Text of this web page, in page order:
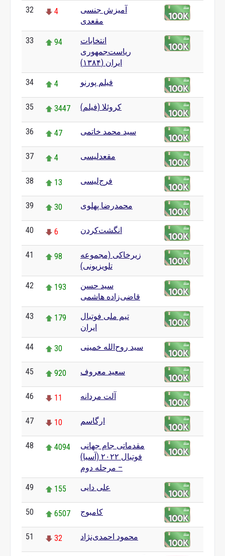
32 4
آمیزش جنسی
مقعدی
33 94
انتخابات
ریاست‌جمهوری
ایران (۱۳۸۴)
34 4 فیلم پورنو
35 3447 کروئلا (فیلم)
36 47 سید محمد خاتمی
37 4 مقعدلیسی
38 13 فرج‌لیسی
39 30 محمدرضا پهلوی
40 6 انگشت‌کردن
41 98
زیرخاکی (مجموعه
تلویزیونی)
42 193
سید حسن
قاضی‌زاده هاشمی
43 179
تیم ملی فوتبال
ایران
44 30 سید روح‌الله خمینی
45 920 سعید معروف
46 11 آلت مردانه
47 10 ارگاسم
48 4094
مقدماتی جام جهانی
فوتبال ۲۰۲۲ (آسیا)
– مرحله دوم
49 155 علی دایی
50 6507 کامبوج
51 32 محمود احمدی‌نژاد